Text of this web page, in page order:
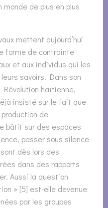
de plus en plus
mettent aujourd’hui
forme de contrainte
et aux individus qui les
savoirs. Dans son
haïtienne,
insisté sur le fait que
de
bâtit sur des espaces
passer sous silence
dès lors des
dans des rapports
Aussi la question
» [5] est-elle devenue
par les groupes